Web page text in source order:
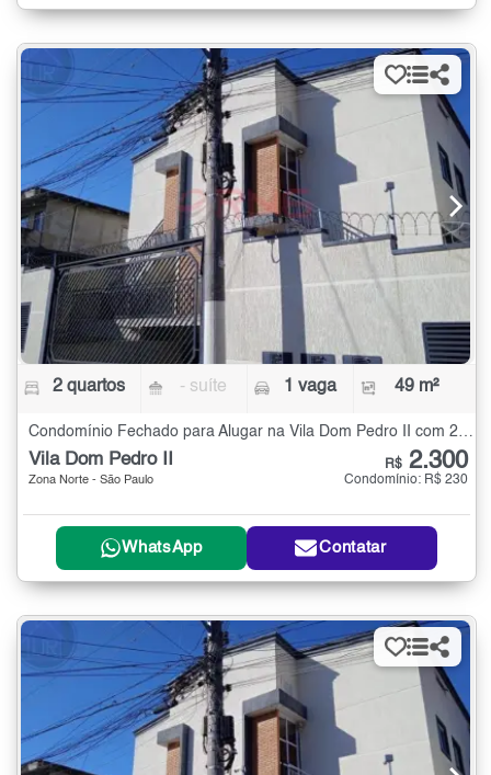
2 quartos - suíte 1 vaga 49 m²
Vila Dom Pedro II
Zona Norte - São Paulo
R$ 2.300
Condomínio: R$ 230
WhatsApp Contatar